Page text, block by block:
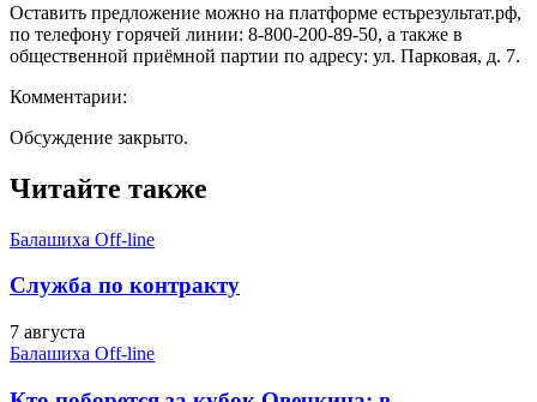
Оставить предложение можно на платформе естьрезультат.рф,
по телефону горячей линии: 8‑800‑200‑89‑50, а также в
общественной приёмной партии по адресу: ул. Парковая, д. 7.
Комментарии:
Обсуждение закрыто.
Читайте также
Балашиха Off-line
Служба по контракту
7 августа
Балашиха Off-line